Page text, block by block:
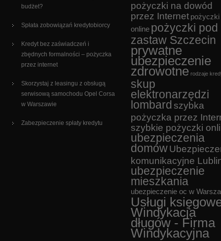
budżet?
Spłata zobowiązań kredytobiorcy
Kredyt bez zaświadczeń i
zbędnych formalności – pożyczka
przez internet
Skorzystaj z leasingu z obsługą
serwisową samochodu Opel Corsa
w Warszawie
Zabezpieczenie spłaty kredytu
pożyczki na dowód
przez Internet pożyczki
online pożyczki pod
zastaw Szczecin
prywatne
ubezpieczenie
zdrowotne rodzaje
skup
elektronarzędzi
lombard szybka
pożyczka przez
szybkie pożyczki
ubezpieczenia
domów
komunikacyjne
ubezpieczenie
mieszkania
ubezpieczenie oc w
Usługi
Windykacja
długów - Firma
Windykacyjna